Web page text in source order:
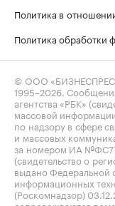
Политика в
Политика обработки
© ООО
1995–2026 .
агентства «РБК»
массовой
по надзору в сфере
и массовых
за номером ИА
(свидетельство о
выдано Федеральной
информационных
(Роскомнадзор)